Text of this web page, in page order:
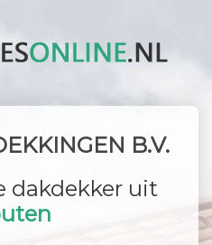
B.V.
dakdekker uit